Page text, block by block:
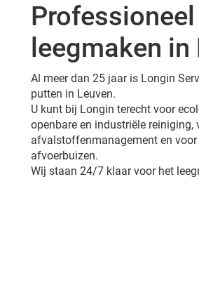
leegmaken in
Al meer dan 25 jaar is Longin
putten in Leuven.
U kunt bij Longin terecht voor
openbare en industriële
afvalstoffenmanagement en voor
afvoerbuizen.
Wij staan 24/7 klaar voor het